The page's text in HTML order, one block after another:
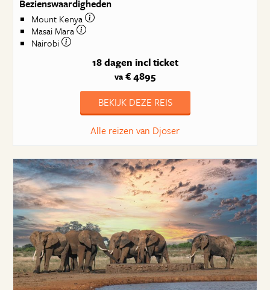
Bezienswaardigheden
Mount Kenya
Masai Mara
Nairobi
18 dagen incl ticket
va € 4895
BEKIJK DEZE REIS
Alle reizen van Djoser